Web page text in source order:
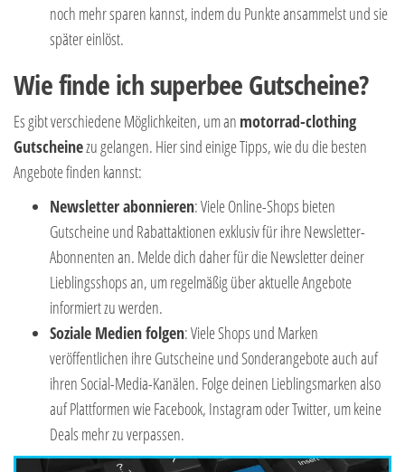
noch mehr sparen kannst, indem du Punkte ansammelst und sie
später einlöst.
Wie finde ich superbee Gutscheine?
Es gibt verschiedene Möglichkeiten, um an motorrad-clothing
Gutscheinezu gelangen. Hier sind einige Tipps, wie du die besten
Angebote finden kannst:
Newsletter abonnieren: Viele Online-Shops bieten
Gutscheine und Rabattaktionen exklusiv für ihre Newsletter-
Abonnenten an. Melde dich daher für die Newsletter deiner
Lieblingsshops an, um regelmäßig über aktuelle Angebote
informiert zu werden.
Soziale Medien folgen: Viele Shops und Marken
veröffentlichen ihre Gutscheine und Sonderangebote auch auf
ihren Social-Media-Kanälen. Folge deinen Lieblingsmarken also
auf Plattformen wie Facebook, Instagram oder Twitter, um keine
Deals mehr zu verpassen.